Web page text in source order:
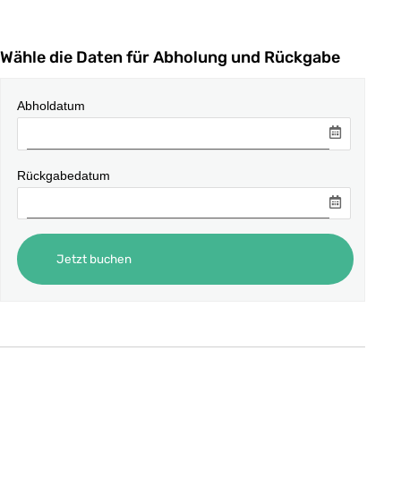
Wähle die Daten für Abholung und Rückgabe
Abholdatum
Rückgabedatum